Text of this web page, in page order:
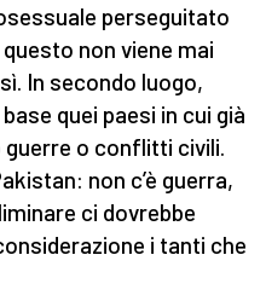
perseguitato
non viene mai
In secondo luogo,
quei paesi in cui già
guerre o conflitti civili.
non c’è guerra,
ci dovrebbe
i tanti che